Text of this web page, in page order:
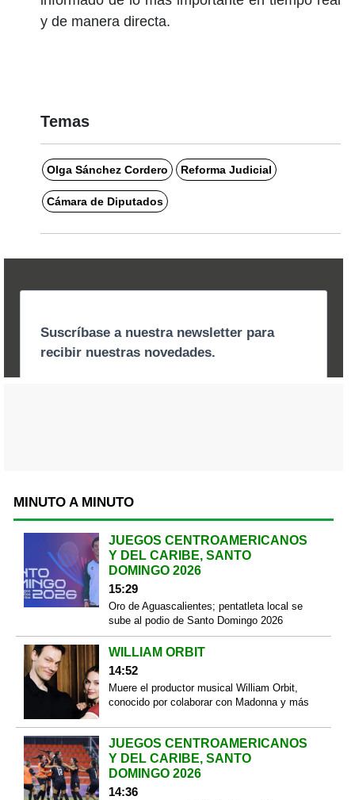
y de manera directa.
Temas
Olga Sánchez Cordero Reforma Judicial
Cámara de Diputados
MINUTO A MINUTO
JUEGOS CENTROAMERICANOS
Y DEL CARIBE, SANTO
DOMINGO 2026
15:29
Oro de Aguascalientes; pentatleta local se
sube al podio de Santo Domingo 2026
WILLIAM ORBIT
14:52
Muere el productor musical William Orbit,
conocido por colaborar con Madonna y más
JUEGOS CENTROAMERICANOS
Y DEL CARIBE, SANTO
DOMINGO 2026
14:36